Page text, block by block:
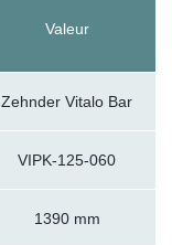
Valeur
Zehnder Vitalo Bar
VIPK-125-060
1390 mm